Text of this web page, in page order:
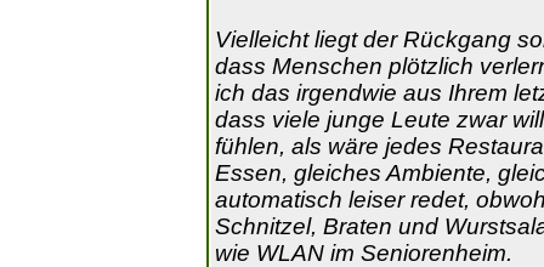
Vielleicht liegt der Rückgang
dass Menschen plötzlich
ich das irgendwie aus Ihrem
dass viele junge Leute zwar
fühlen, als wäre jedes
Essen, gleiches Ambiente,
automatisch leiser redet,
Schnitzel, Braten und
wie WLAN im Seniorenheim.